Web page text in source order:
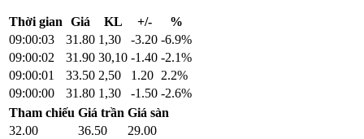
Thời gian Giá KL +/-
%
09:00:03
31.80 1,30 -3.20 -6.9%
09:00:02
31.90 30,10 -1.40 -2.1%
09:00:01
33.50 2,50 1.20 2.2%
09:00:00
31.80 1,30 -1.50 -2.6%
Tham chiếu Giá trần Giá sàn
32.00
36.50 29.00